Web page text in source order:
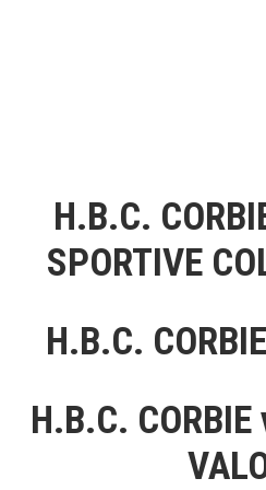
H.B.C.
SPORTIVE
H.B.C.
H.B.C. CORBIE